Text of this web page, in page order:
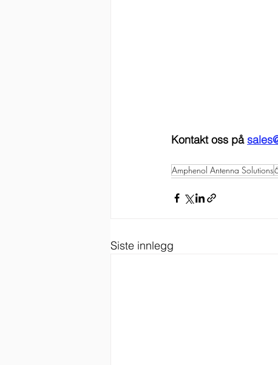
Kontakt oss på
Amphenol Antenna Solutions
Siste innlegg